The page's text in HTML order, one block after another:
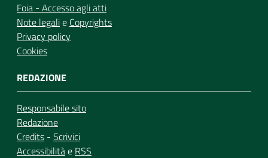
Foia - Accesso agli atti
Note legalie Copyrights
Privacy policy
Cookies
REDAZIONE
Responsabile sito
Redazione
Credits - Scrivici
Accessibilitàe RSS